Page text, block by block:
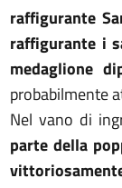
raffigurante
raffigurante i
medaglione
probabilmente
Nel vano di
parte della